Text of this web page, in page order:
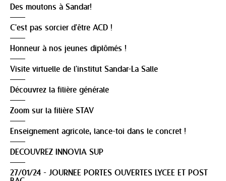
Des moutons à Sandar!
C'est pas sorcier d'être ACD !
Honneur à nos jeunes diplômés !
Visite virtuelle de l'institut Sandar-La Salle
Découvrez la filière générale
Zoom sur la filière STAV
Enseignement agricole, lance-toi dans le concret !
DECOUVREZ INNOVIA SUP
27/01/24 - JOURNEE PORTES OUVERTES LYCEE ET POST